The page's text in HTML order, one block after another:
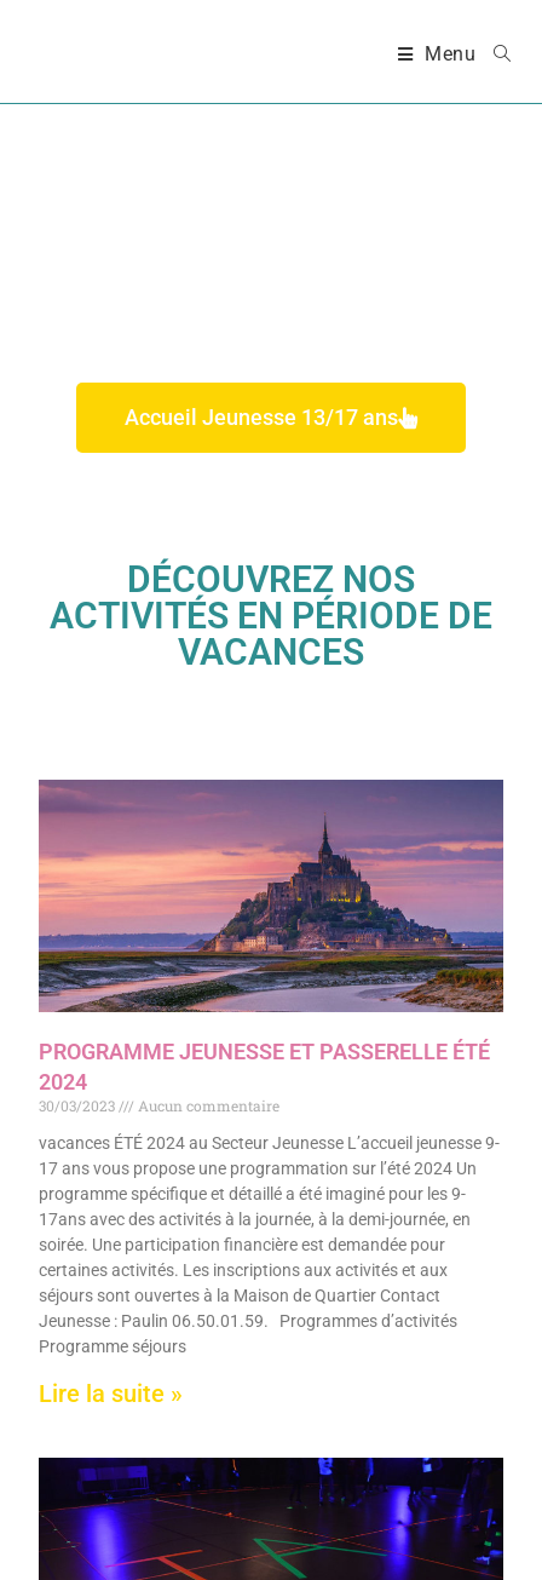
Menu
Accueil Jeunesse 13/17 ans
DÉCOUVREZ NOS
ACTIVITÉS EN PÉRIODE DE
VACANCES
PROGRAMME JEUNESSE ET PASSERELLE ÉTÉ
2024
30/03/2023
Aucun commentaire
vacances ÉTÉ 2024 au Secteur Jeunesse L’accueil jeunesse 9-
17 ans vous propose une programmation sur l’été 2024 Un
programme spécifique et détaillé a été imaginé pour les 9-
17ans avec des activités à la journée, à la demi-journée, en
soirée. Une participation financière est demandée pour
certaines activités. Les inscriptions aux activités et aux
séjours sont ouvertes à la Maison de Quartier Contact
Jeunesse : Paulin 06.50.01.59. Programmes d’activités
Programme séjours
Lire la suite »